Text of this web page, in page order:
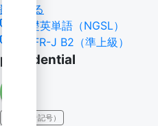
翻訳する
基礎英単語（NGSL）
CEFR-J B2（準上級）
presidential
IPA（発音記号）